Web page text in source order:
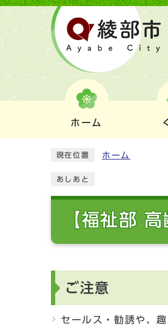
ホーム
現在位置 ホーム
あしあと
【福祉部
ご注意
セールス・勧誘や、